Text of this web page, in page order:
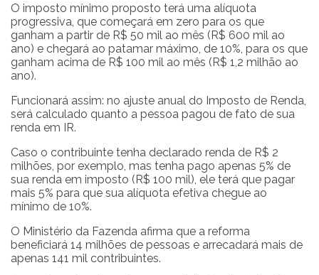
O imposto mínimo proposto terá uma alíquota
progressiva, que começará em zero para os que
ganham a partir de R$ 50 mil ao mês (R$ 600 mil ao
ano) e chegará ao patamar máximo, de 10%, para os que
ganham acima de R$ 100 mil ao mês (R$ 1,2 milhão ao
ano).
Funcionará assim: no ajuste anual do Imposto de Renda,
será calculado quanto a pessoa pagou de fato de sua
renda em IR.
Caso o contribuinte tenha declarado renda de R$ 2
milhões, por exemplo, mas tenha pago apenas 5% de
sua renda em imposto (R$ 100 mil), ele terá que pagar
mais 5% para que sua alíquota efetiva chegue ao
mínimo de 10%.
O Ministério da Fazenda afirma que a reforma
beneficiará 14 milhões de pessoas e arrecadará mais de
apenas 141 mil contribuintes.